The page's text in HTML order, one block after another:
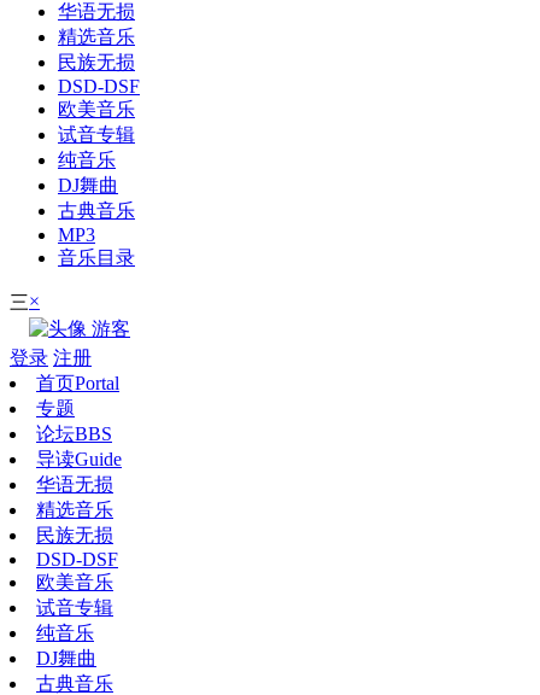
华语无损
精选音乐
民族无损
DSD-DSF
欧美音乐
试音专辑
纯音乐
DJ舞曲
古典音乐
MP3
音乐目录
三×
游客
登录 注册
首页Portal
专题
论坛BBS
导读Guide
华语无损
精选音乐
民族无损
DSD-DSF
欧美音乐
试音专辑
纯音乐
DJ舞曲
古典音乐